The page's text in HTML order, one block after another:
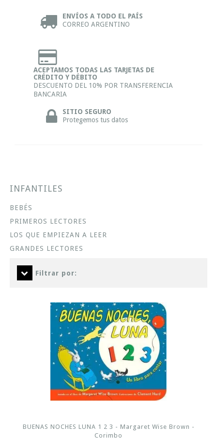
ENVÍOS A TODO EL PAÍS
CORREO ARGENTINO
ACEPTAMOS TODAS LAS TARJETAS DE
CRÉDITO Y DÉBITO
DESCUENTO DEL 10% POR TRANSFERENCIA
BANCARIA
SITIO SEGURO
Protegemos tus datos
INFANTILES
BEBÉS
PRIMEROS LECTORES
LOS QUE EMPIEZAN A LEER
GRANDES LECTORES
Filtrar por:
BUENAS NOCHES LUNA 1 2 3 - Margaret Wise Brown -
Corimbo